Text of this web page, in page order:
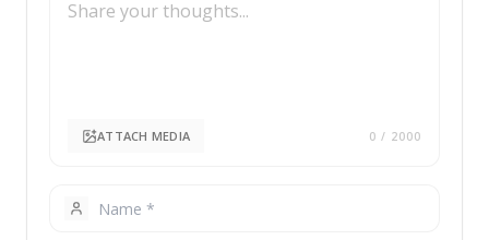
ATTACH MEDIA 0 / 2000